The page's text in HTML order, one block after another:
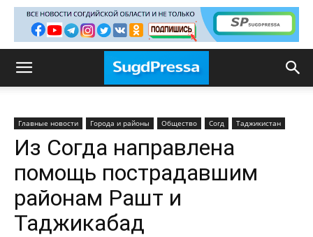
Главные новости Города и районы Общество Согд Таджикистан
Из Согда направлена
помощь пострадавшим
районам Рашт и
Таджикабад